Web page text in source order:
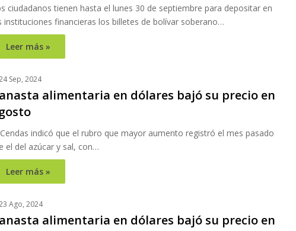
ciudadanos tienen hasta el lunes 30 de septiembre para depositar en
instituciones financieras los billetes de bolívar soberano…
Leer más »
Sep, 2024
alimentaria en dólares bajó su precio en
indicó que el rubro que mayor aumento registró el mes pasado
el del azúcar y sal, con…
Leer más »
Ago, 2024
alimentaria en dólares bajó su precio en